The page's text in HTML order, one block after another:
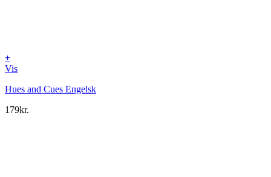
+
Vis
Hues and Cues Engelsk
179kr.